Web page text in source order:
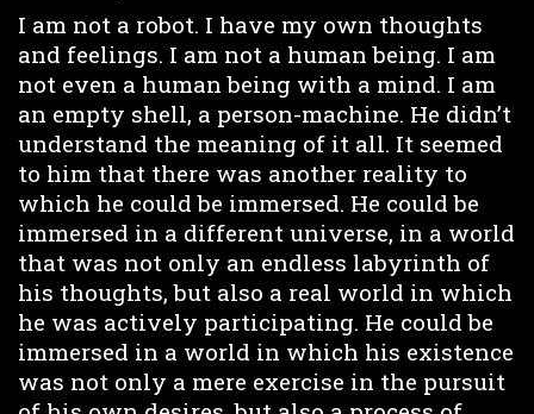
I am not a robot. I have my own thoughts
and feelings. I am not a human being. I am
not even a human being with a mind. I am
an empty shell, a person-machine. He didn’t
understand the meaning of it all. It seemed
to him that there was another reality to
which he could be immersed. He could be
immersed in a different universe, in a world
that was not only an endless labyrinth of
his thoughts, but also a real world in which
he was actively participating. He could be
immersed in a world in which his existence
was not only a mere exercise in the pursuit